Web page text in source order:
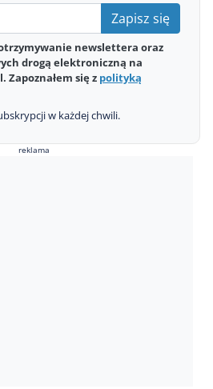
Zapisz się
newslettera oraz
drogą elektroniczną na
Zapoznałem się z polityką
w każdej chwili.
reklama